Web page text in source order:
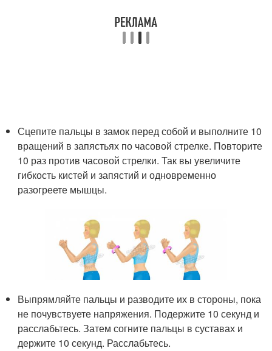
Сцепите пальцы в замок перед собой и выполните 10
вращений в запястьях по часовой стрелке. Повторите
10 раз против часовой стрелки. Так вы увеличите
гибкость кистей и запястий и одновременно
разогреете мышцы.
Выпрямляйте пальцы и разводите их в стороны, пока
не почувствуете напряжения. Подержите 10 секунд и
расслабьтесь. Затем согните пальцы в суставах и
держите 10 секунд. Расслабьтесь.